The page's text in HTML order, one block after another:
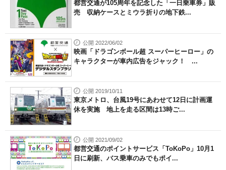
都営交通が105周年を記念した「一日乗車券」販
売 収納ケースとミウラ折りの地下鉄...
公開 2022/06/02
映画「ドラゴンボール超 スーパーヒーロー」の
キャラクターが車内広告をジャック！ ...
公開 2019/10/11
東京メトロ、台風19号にあわせて12日に計画運
休を実施 地上を走る区間は13時ご...
公開 2021/09/02
都営交通のポイントサービス「ToKoPo」10月1
日に刷新、バス乗車のみでもポイ...